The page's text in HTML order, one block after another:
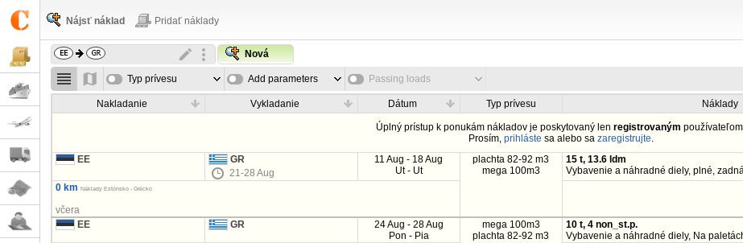
Nájsť náklad Pridať náklady
Nová
Typ prívesu Add parameters Passing loads
Nakladanie Vykladanie Dátum Typ prívesu Náklady
Úplný prístup k ponukám nákladov je poskytovaný lenregistrovaným
Prosím, prihláste sa alebo sa zaregistrujte.
EE
GR
21-28 Aug
11 Aug - 18 Aug
Ut - Ut
plachta 82-92 m3
mega 100m3
15 t, 13.6 ldm
Vybavenie a náhradné diely, plné,
0 km Náklady Estónsko - Grécko
včera
EE
GR
24 Aug - 28 Aug
Pon - Pia
mega 100m3
plachta 82-92 m3
10 t, 4 non_st.p.
Vybavenie a náhradné diely, Na